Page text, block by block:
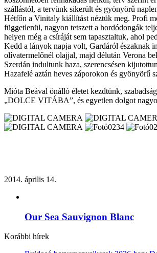
szállástól, a tervünk sikerült és gyönyörű
Hétfőn a Vinitaly kiállítást néztük meg. Profi
függetlenül, nagyon tetszett a hordódongák
helyen még a csíráját sem tapasztaltuk, ahol
Kedd a lányok napja volt, Gardáról északnak
olívatermelőnél olajjal, majd délután Verona
Szerdán indultunk haza, szerencsésen
Hazafelé aztán heves záporokon és gyönyörű
Mióta Beával önálló életet kezdtünk,
„DOLCE VITÁBA”, és egyetlen dolgot
2014. április 14.
Our Sea Sauvignon Blanc
Korábbi hírek